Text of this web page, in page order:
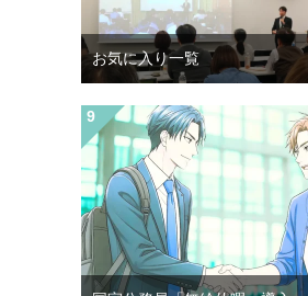
お気に入り一覧